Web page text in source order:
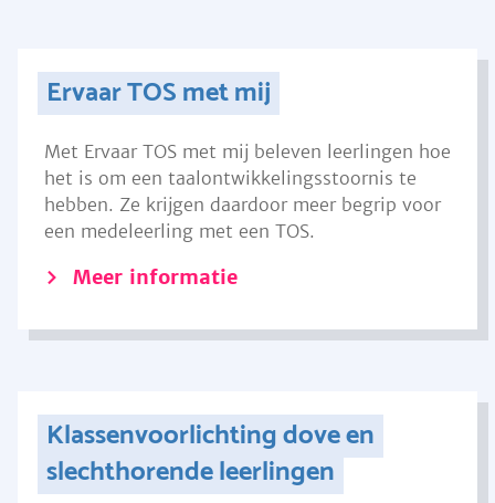
Ervaar TOS met mij
Met Ervaar TOS met mij beleven leerlingen hoe
het is om een taalontwikkelingsstoornis te
hebben. Ze krijgen daardoor meer begrip voor
een medeleerling met een TOS.
Meer informatie
Klassenvoorlichting dove en
slechthorende leerlingen